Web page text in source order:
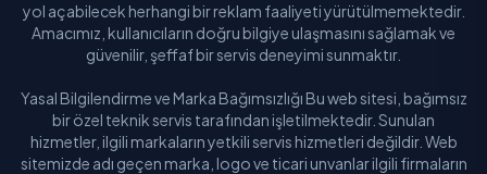
yol açabilecek herhangi bir reklam faaliyeti yürütülmemektedir.
Amacımız, kullanıcıların doğru bilgiye ulaşmasını sağlamak ve
güvenilir, şeffaf bir servis deneyimi sunmaktır.
Yasal Bilgilendirme ve Marka Bağımsızlığı Bu web sitesi, bağımsız
bir özel teknik servis tarafından işletilmektedir. Sunulan
hizmetler, ilgili markaların yetkili servis hizmetleri değildir. Web
sitemizde adı geçen marka, logo ve ticari unvanlar ilgili firmaların